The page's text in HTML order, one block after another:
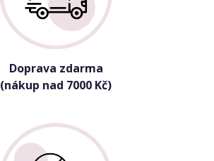
Doprava zdarma
(nákup nad 7000 Kč)